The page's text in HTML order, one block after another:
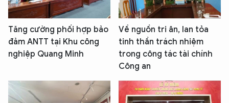
Tăng cường phối hợp bảo
đảm ANTT tại Khu công
nghiệp Quang Minh
Về nguồn tri ân, lan tỏa
tinh thần trách nhiệm
trong công tác tài chính
Công an